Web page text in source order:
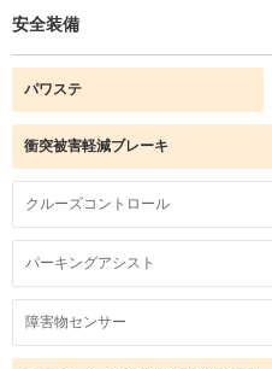
安全装備
パワステ
衝突被害軽減ブレーキ
クルーズコントロール
パーキングアシスト
障害物センサー